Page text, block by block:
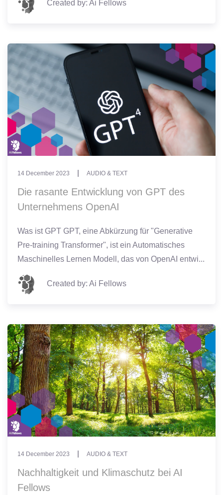
Created by: Ai Fellows
14 December 2023 AUDIO & TEXT
Die rasante Entwicklung von GPT des
Unternehmens OpenAI
Was ist GPT GPT, eine Abkürzung für "Generative
Pre-training Transformer", ist ein Automatisches
Maschinelles Lernen Modell, das von OpenAI entwi...
Created by: Ai Fellows
14 December 2023 AUDIO & TEXT
Nachhaltigkeit und Klimaschutz bei AI
Fellows